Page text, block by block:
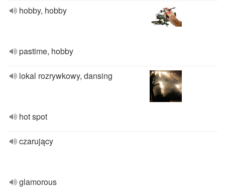
hobby, hobby
pastime, hobby
lokal rozrywkowy, dansing
hot spot
czarujący
glamorous